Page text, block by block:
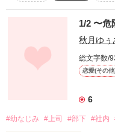
フィクションのミステリ
「東京最悪の3日間」が開
※この物語は犯罪、違法
法令に反する行為を容認
また、実在する人物、団
1/2 〜危
秋月ゆぅ
総文字数/
恋愛(その他
6
#幼なじみ #上司 #部下 #社内